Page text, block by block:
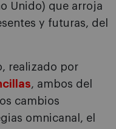
Unido) que arroja
y futuras, del
realizado por
, ambos del
cambios
omnicanal, el